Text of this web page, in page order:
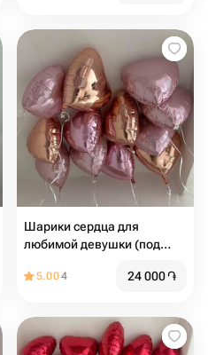
Шарики сердца для
любимой девушки (под
5.004 24 000֏